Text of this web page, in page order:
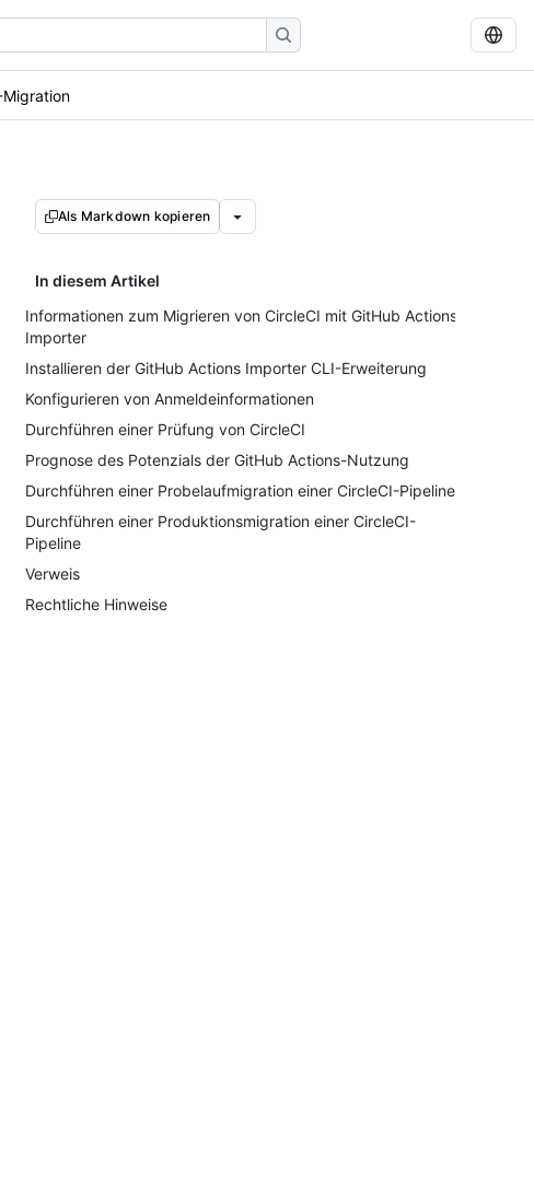
Als Markdown kopieren
In diesem Artikel
Informationen zum Migrieren von CircleCI mit GitHub Actions
Importer
Installieren der GitHub Actions Importer CLI-Erweiterung
Konfigurieren von Anmeldeinformationen
Durchführen einer Prüfung von CircleCI
Prognose des Potenzials der GitHub Actions-Nutzung
Durchführen einer Probelaufmigration einer CircleCI-Pipeline
Durchführen einer Produktionsmigration einer CircleCI-
Pipeline
Verweis
Rechtliche Hinweise